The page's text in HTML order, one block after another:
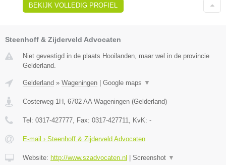
BEKIJK VOLLEDIG PROFIEL
Steenhoff & Zijderveld Advocaten
Niet gevestigd in de plaats Hooilanden, maar wel in de provincie
Gelderland.
Gelderland » Wageningen Google maps ▼
Costerweg 1H , 6702 AA Wageningen (Gelderland)
Tel: 0317-427777, Fax: 0317-427711, KvK: -
E-mail › Steenhoff & Zijderveld Advocaten
Website: http://www.szadvocaten.nl Screenshot ▼